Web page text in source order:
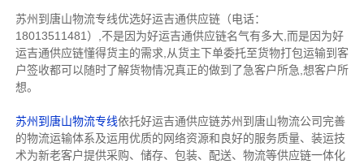
苏州到唐山物流专线优选好运吉通供应链（电话：
18013511481）,不是因为好运吉通供应链名气有多大,而是因为好
运吉通供应链懂得货主的需求,从货主下单委托至货物打包运输到客
户签收都可以随时了解货物情况真正的做到了急客户所急,想客户所
想。
苏州到唐山物流专线依托好运吉通供应链苏州到唐山物流公司完善
的物流运输体系及运用优质的网络资源和良好的服务质量、装运技
术为新老客户提供采购、储存、包装、配送、物流等供应链一体化